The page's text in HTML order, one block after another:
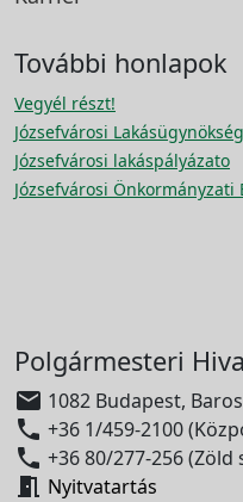
További honlapok
Vegyél részt!
Józsefvárosi Lakásügynökség
Józsefvárosi lakáspályázato
Józsefvárosi Önkormányzati
Polgármesteri
 1082 Budapest,
 +36 1/459-2100
 +36 80/277-256 (Zöld
 Nyitvatartás